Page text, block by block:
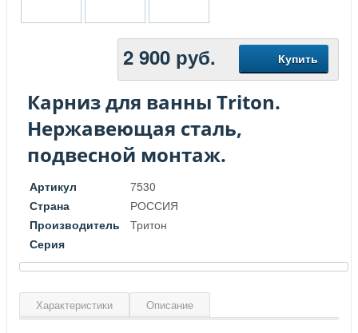
2 900 руб. Купить
Карниз для ванны Triton.
Нержавеющая сталь,
подвесной монтаж.
Артикул
7530
Страна
РОССИЯ
Производитель
Тритон
Серия
Характеристики Описание